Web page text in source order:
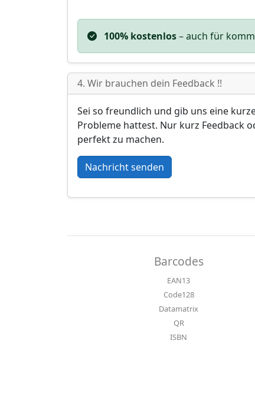
100% kostenlos– auch für
4. Wir brauchen dein Feedback !!
Sei so freundlich und gib uns eine
Probleme hattest. Nur kurz Feedback
perfekt zu machen.
Nachricht senden
Barcodes
EAN13
Code128
Datamatrix
QR
ISBN